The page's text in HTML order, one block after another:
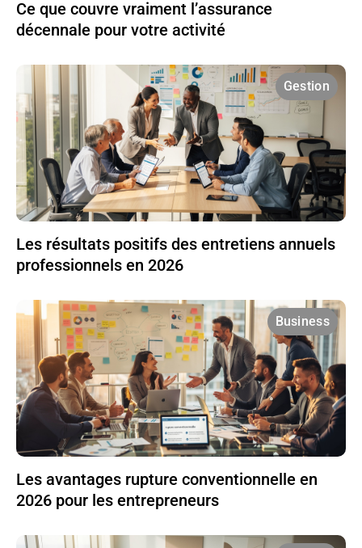
Ce que couvre vraiment l’assurance
décennale pour votre activité
Gestion
Les résultats positifs des entretiens annuels
professionnels en 2026
Business
Les avantages rupture conventionnelle en
2026 pour les entrepreneurs